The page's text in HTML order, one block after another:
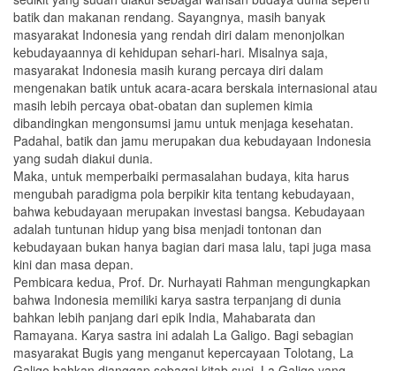
batik dan makanan rendang. Sayangnya, masih banyak
masyarakat Indonesia yang rendah diri dalam menonjolkan
kebudayaannya di kehidupan sehari-hari. Misalnya saja,
masyarakat Indonesia masih kurang percaya diri dalam
mengenakan batik untuk acara-acara berskala internasional atau
masih lebih percaya obat-obatan dan suplemen kimia
dibandingkan mengonsumsi jamu untuk menjaga kesehatan.
Padahal, batik dan jamu merupakan dua kebudayaan Indonesia
yang sudah diakui dunia.
Maka, untuk memperbaiki permasalahan budaya, kita harus
mengubah paradigma pola berpikir kita tentang kebudayaan,
bahwa kebudayaan merupakan investasi bangsa. Kebudayaan
adalah tuntunan hidup yang bisa menjadi tontonan dan
kebudayaan bukan hanya bagian dari masa lalu, tapi juga masa
kini dan masa depan.
Pembicara kedua, Prof. Dr. Nurhayati Rahman mengungkapkan
bahwa Indonesia memiliki karya sastra terpanjang di dunia
bahkan lebih panjang dari epik India, Mahabarata dan
Ramayana. Karya sastra ini adalah La Galigo. Bagi sebagian
masyarakat Bugis yang menganut kepercayaan Tolotang, La